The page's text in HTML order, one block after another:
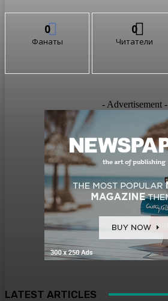
0
Фанаты
0
Читатели
- Advertisement -
LATEST ARTICLES